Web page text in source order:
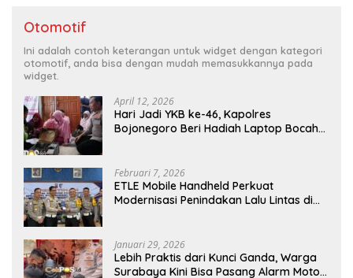
Otomotif
Ini adalah contoh keterangan untuk widget dengan kategori
otomotif, anda bisa dengan mudah memasukkannya pada
widget.
April 12, 2026
Hari Jadi YKB ke-46, Kapolres
Bojonegoro Beri Hadiah Laptop Bocah
Februari 7, 2026
ETLE Mobile Handheld Perkuat
Modernisasi Penindakan Lalu Lintas di
Januari 29, 2026
Lebih Praktis dari Kunci Ganda, Warga
Surabaya Kini Bisa Pasang Alarm Motor